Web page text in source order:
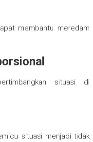
membantu meredam
situasi di
situasi menjadi tidak